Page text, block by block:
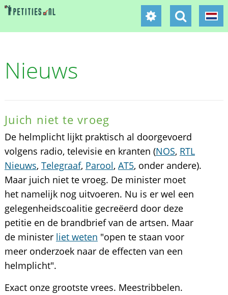
Nieuws
Juich niet te vroeg
De helmplicht lijkt praktisch al doorgevoerd
volgens radio, televisie en kranten (NOS, RTL
Nieuws, Telegraaf, Parool, AT5, onder andere).
Maar juich niet te vroeg. De minister moet
het namelijk nog uitvoeren. Nu is er wel een
gelegenheidscoalitie gecreëerd door deze
petitie en de brandbrief van de artsen. Maar
de minister liet weten "open te staan voor
meer onderzoek naar de effecten van een
helmplicht".
Exact onze grootste vrees. Meestribbelen.